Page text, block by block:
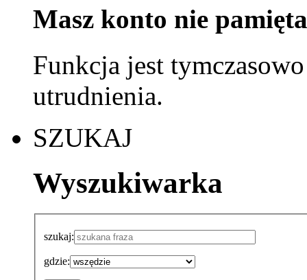
Masz konto nie
Funkcja jest
utrudnienia.
SZUKAJ
Wyszukiwarka
szukaj:
gdzie: